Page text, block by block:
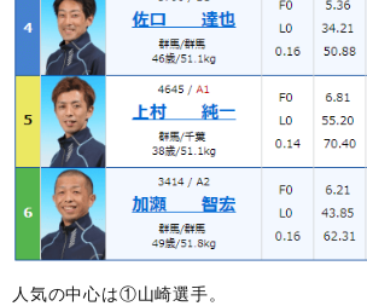
人気の中心は①山崎選手。